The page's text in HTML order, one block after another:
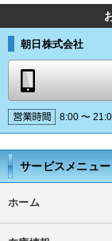
朝日株式会社
8:00 〜
サービスメニュー
ホーム